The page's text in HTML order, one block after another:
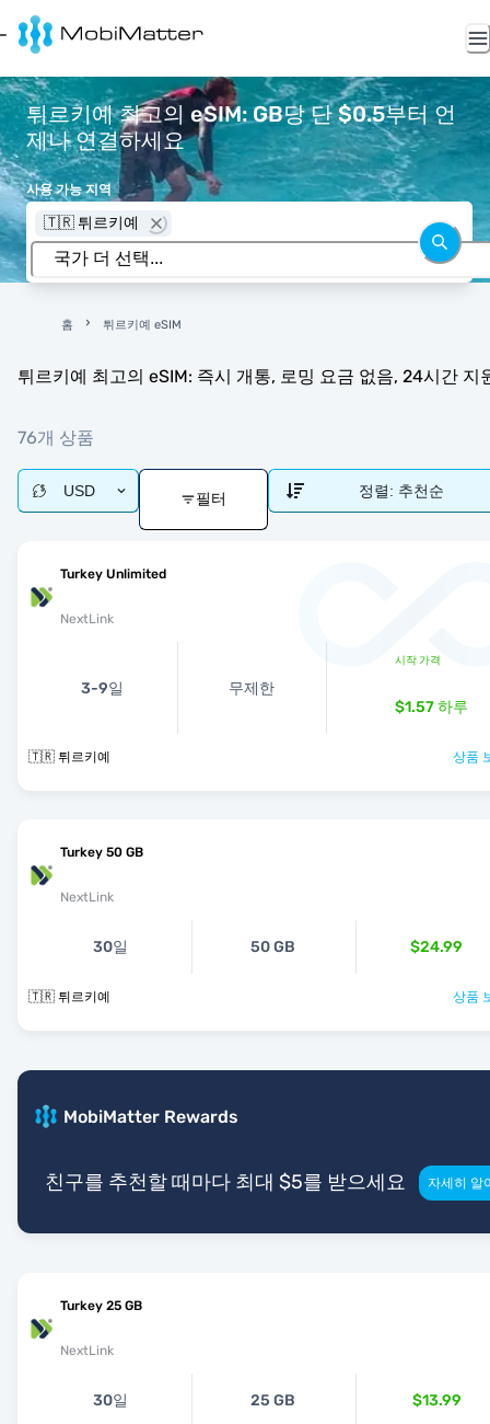
튀르키예 최고의 eSIM: GB당 단 $0.5부터 언
제나 연결하세요
사용 가능 지역
🇹🇷 튀르키예
홈 튀르키예 eSIM
튀르키예 최고의 eSIM: 즉시 개통, 로밍 요금 없음, 24시간 지
76개 상품
USD 필터 정렬: 추천순
Turkey Unlimited
NextLink
3-9일 무제한
시작 가격
$1.57하루
🇹🇷 튀르키예 상품
Turkey 50 GB
NextLink
30일 50 GB $24.99
🇹🇷 튀르키예 상품
MobiMatter Rewards
친구를 추천할 때마다 최대 $5를 받으세요 자세히 알
Turkey 25 GB
NextLink
30일 25 GB $13.99